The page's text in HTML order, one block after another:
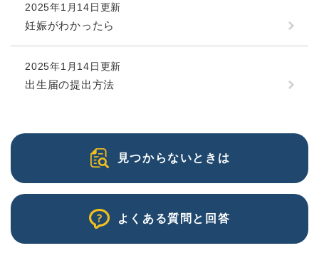
2025年1月14日更新
妊娠がわかったら
2025年1月14日更新
出生届の提出方法
見つからないときは
よくある質問と回答